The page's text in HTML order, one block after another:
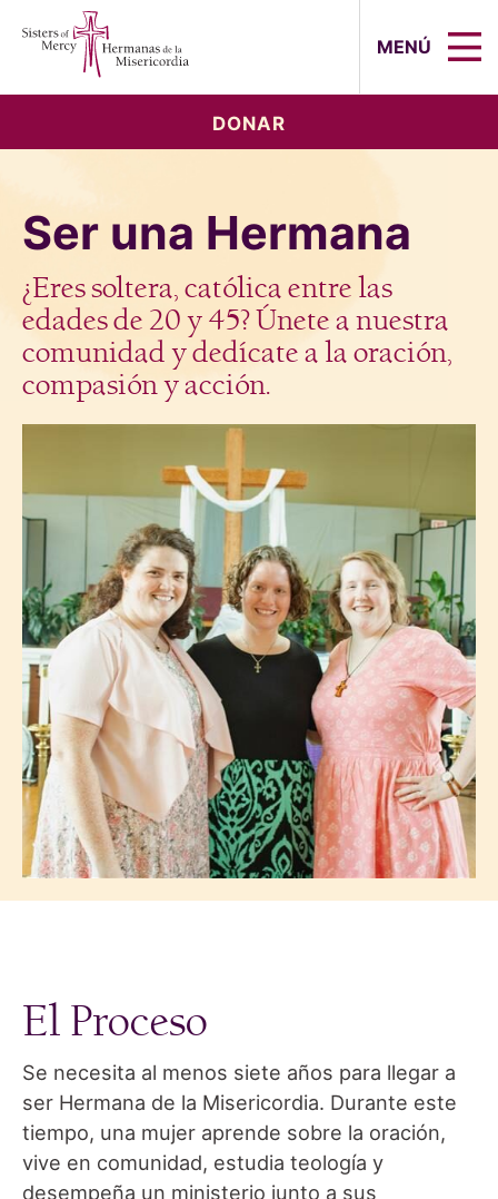
MENÚ
DONAR
Ser una Hermana
¿Eres soltera, católica entre las
edades de 20 y 45? Únete a nuestra
comunidad y dedícate a la oración,
compasión y acción.
El Proceso
Se necesita al menos siete años para llegar a
ser Hermana de la Misericordia. Durante este
tiempo, una mujer aprende sobre la oración,
vive en comunidad, estudia teología y
desempeña un ministerio junto a sus